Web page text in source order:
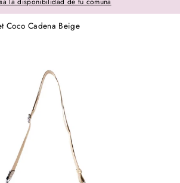
Coco Cadena Beige